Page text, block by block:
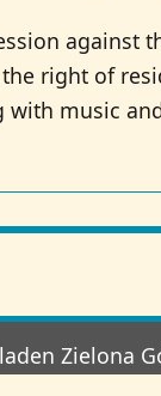
against
right of
music
Zielona